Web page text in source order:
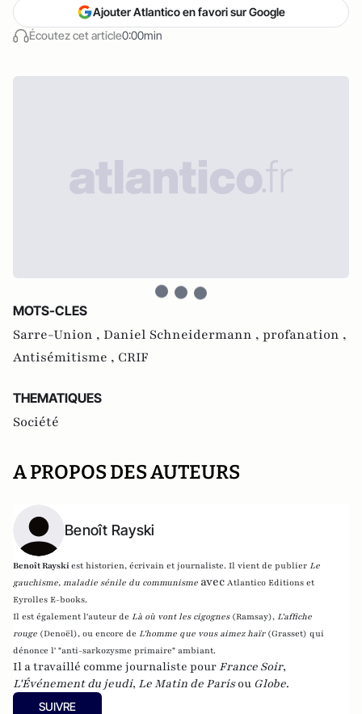
Écoutez cet article0:00min
Ajouter Atlantico en favori sur Google
MOTS-CLES
Sarre-Union , Daniel Schneidermann , profanation ,
Antisémitisme , CRIF
THEMATIQUES
Société
A PROPOS DES AUTEURS
Benoît Rayski
Benoît Rayskiest historien, écrivain et journaliste. Il vient de publier Le
gauchisme, maladie sénile du communisme avec Atlantico Editions et
Eyrolles E-books.
Il est également l'auteur de Là où vont les cigognes (Ramsay), L'affiche
rouge (Denoël), ou encore de L'homme que vous aimez haïr (Grasset) qui
dénonce l' "anti-sarkozysme primaire" ambiant.
Il a travaillé comme journaliste pour France Soir,
L'Événement du jeudi, Le Matin de Parisou Globe.
SUIVRE